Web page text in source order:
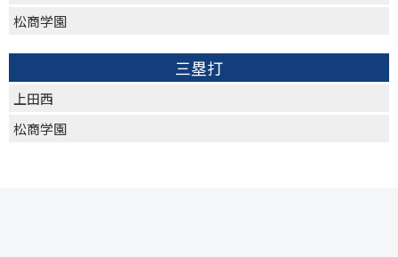
松商学園
三塁打
上田西
松商学園